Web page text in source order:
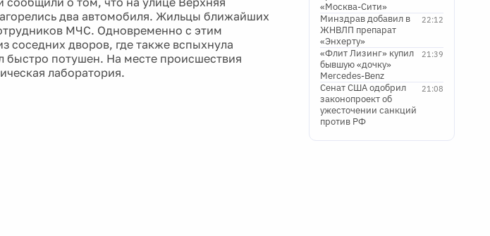
два автомобиля. Жильцы ближайших
МЧС. Одновременно с этим
соседних дворов, где также вспыхнула
быстро потушен. На месте происшествия
лаборатория.
«Москва-Сити»
22:12
Минздрав добавил в
ЖНВЛП препарат
«Энхерту»
21:39
«Флит Лизинг» купил
бывшую «дочку»
Mercedes-Benz
21:08
Сенат США одобрил
законопроект об
ужесточении санкций
против РФ